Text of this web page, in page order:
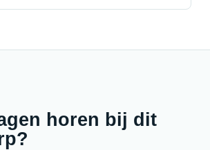
horen bij dit